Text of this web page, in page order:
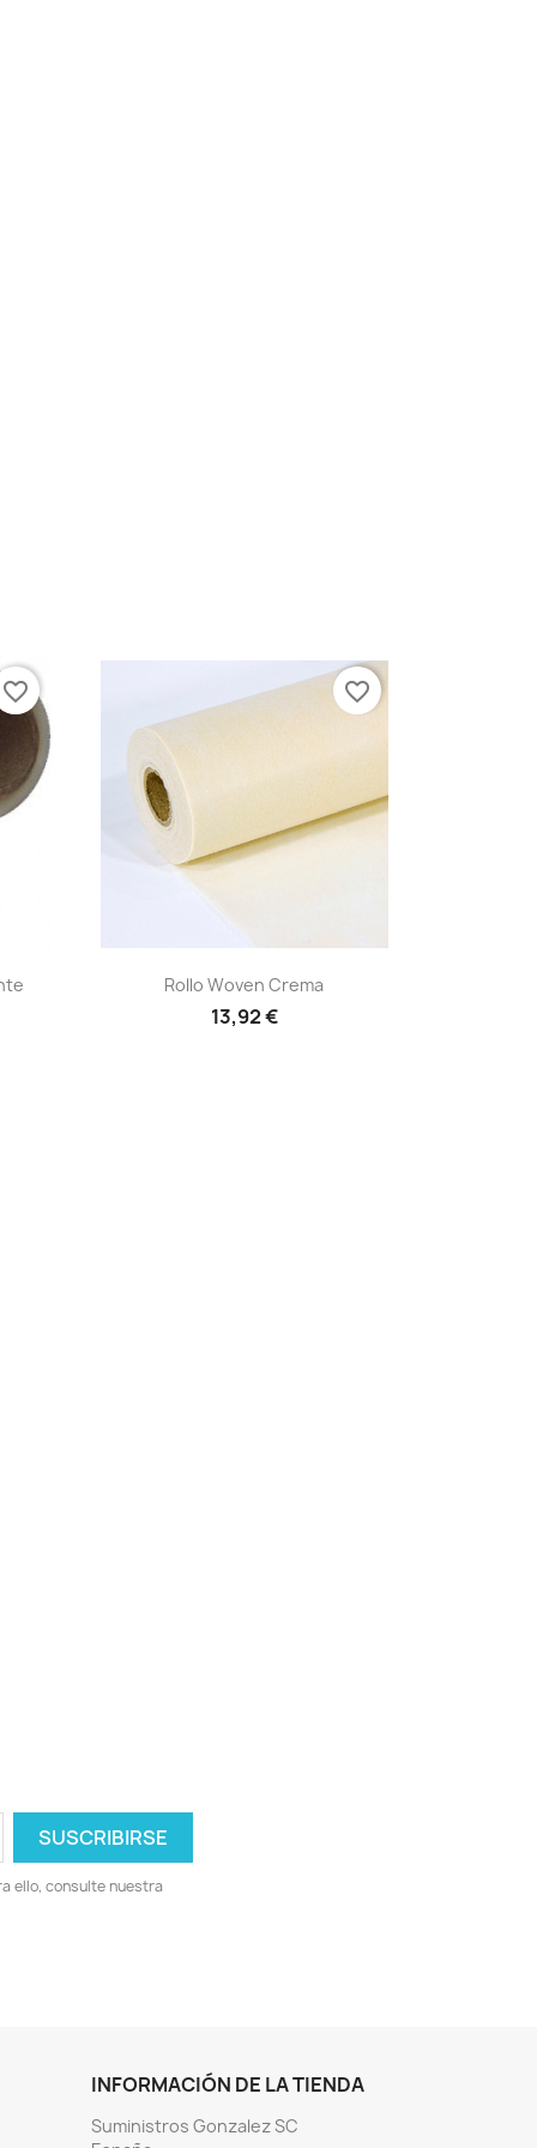
favorite_border
Vista rápida
Rollo Woven Crema
13,92 €
favorite_border
ello, consulte nuestra
INFORMACIÓN DE LA TIENDA
Suministros Gonzalez SC